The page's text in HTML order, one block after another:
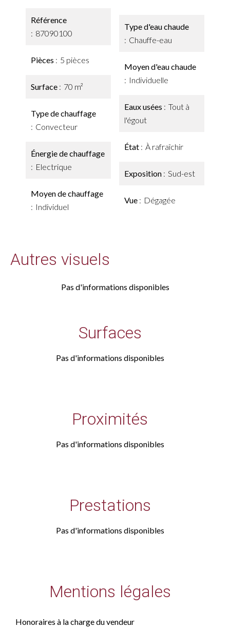
Référence
87090100
Pièces 5 pièces
Surface 70 m²
Type de chauffage
Convecteur
Énergie de chauffage
Electrique
Moyen de chauffage
Individuel
Type d'eau chaude
Chauffe-eau
Moyen d'eau chaude
Individuelle
Eaux usées
Tout à
l'égout
État À rafraîchir
Exposition Sud-est
Vue Dégagée
Autres visuels
Pas d'informations disponibles
Surfaces
Pas d'informations disponibles
Proximités
Pas d'informations disponibles
Prestations
Pas d'informations disponibles
Mentions légales
Honoraires à la charge du vendeur